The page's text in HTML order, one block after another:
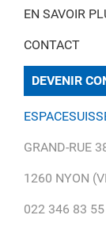
EN SAVOIR
CONTACT
DEVENIR
GRAND-RUE
1260 NYON
022 346 83 55